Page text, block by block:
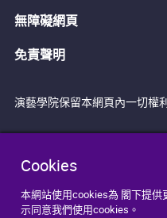
Cookies
本網站使用cookies為 閣下提
示同意我們使用cookies。
無障礙網頁
免責聲明
演藝學院保留本網頁內一切權